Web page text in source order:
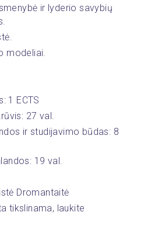
ir lyderio savybių
modeliai.
1 ECTS
27 val.
ir studijavimo būdas: 8
19 val.
Dromantaitė
tikslinama, laukite